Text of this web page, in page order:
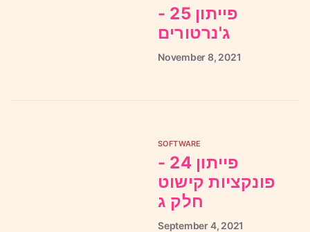
פייתון 25 -
ג'נרטורים
November8, 2021
SOFTWARE
פייתון 24 -
פונקציות קישוט
חלק ג
September4, 2021